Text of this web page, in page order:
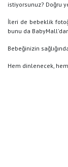
istiyorsunuz? Doğru
İleri de bebeklik
bunu da
Bebeğinizin
Hem dinlenecek, hem